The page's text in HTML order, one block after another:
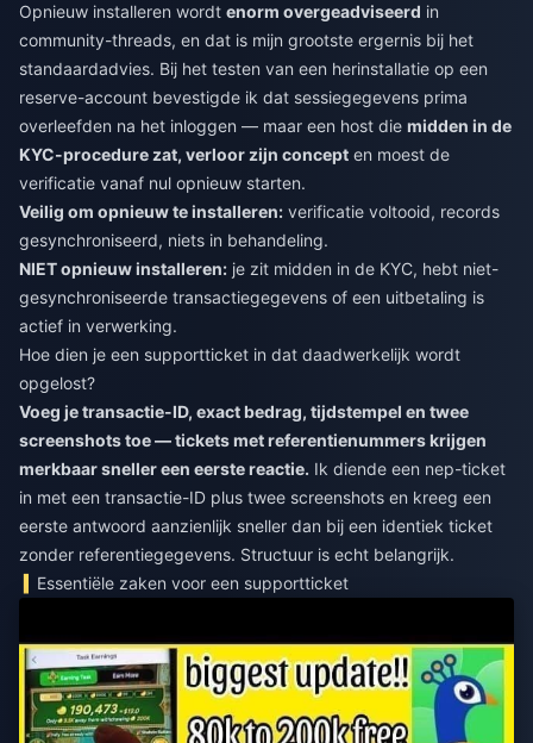
Opnieuw installeren wordt enorm overgeadviseerd in
community-threads, en dat is mijn grootste ergernis bij het
standaardadvies. Bij het testen van een herinstallatie op een
reserve-account bevestigde ik dat sessiegegevens prima
overleefden na het inloggen — maar een host die midden in de
KYC-procedure zat, verloor zijn concept en moest de
verificatie vanaf nul opnieuw starten.
Veilig om opnieuw te installeren: verificatie voltooid, records
gesynchroniseerd, niets in behandeling.
NIET opnieuw installeren: je zit midden in de KYC, hebt niet-
gesynchroniseerde transactiegegevens of een uitbetaling is
actief in verwerking.
Hoe dien je een supportticket in dat daadwerkelijk wordt
opgelost?
Voeg je transactie-ID, exact bedrag, tijdstempel en twee
screenshots toe — tickets met referentienummers krijgen
merkbaar sneller een eerste reactie. Ik diende een nep-ticket
in met een transactie-ID plus twee screenshots en kreeg een
eerste antwoord aanzienlijk sneller dan bij een identiek ticket
zonder referentiegegevens. Structuur is echt belangrijk.
Essentiële zaken voor een supportticket